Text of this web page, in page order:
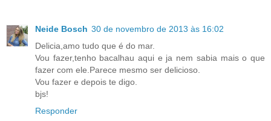
Neide Bosch 30 de novembro de 2013 às 16:02
Delicia,amo tudo que é do mar.
Vou fazer,tenho bacalhau aqui e ja nem sabia mais o que
fazer com ele.Parece mesmo ser delicioso.
Vou fazer e depois te digo.
bjs!
Responder